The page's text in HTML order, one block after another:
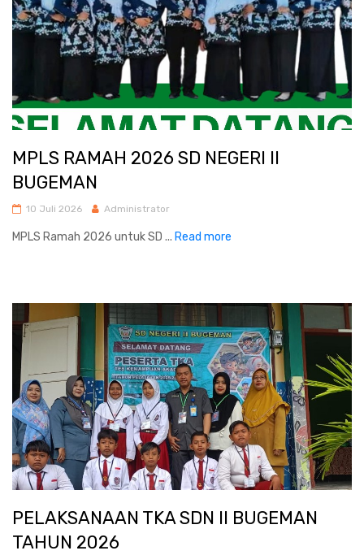
MPLS RAMAH 2026 SD NEGERI II
BUGEMAN
10 Juli 2026 Administrator
MPLS Ramah 2026 untuk SD ... Read more
PELAKSANAAN TKA SDN II BUGEMAN
TAHUN 2026